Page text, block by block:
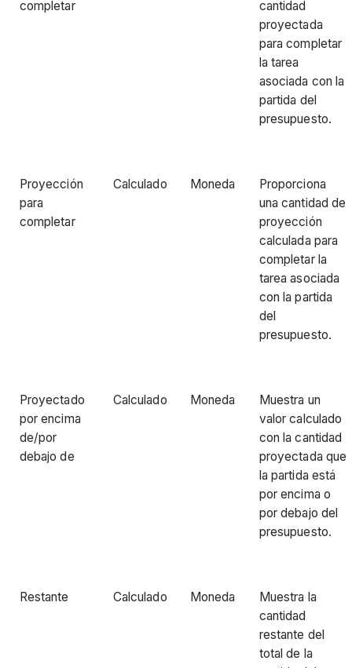
completar
cantidad
proyectada
para completar
la tarea
asociada con la
partida del
presupuesto.
Proyección
para
completar
Calculado Moneda
Proporciona
una cantidad de
proyección
calculada para
completar la
tarea asociada
con la partida
del
presupuesto.
Proyectado
por encima
de/por
debajo de
Calculado Moneda
Muestra un
valor calculado
con la cantidad
proyectada que
la partida está
por encima o
por debajo del
presupuesto.
Restante Calculado Moneda
Muestra la
cantidad
restante del
total de la